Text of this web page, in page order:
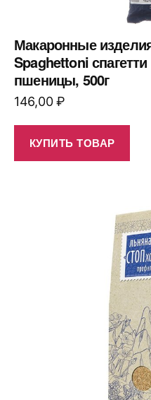
Макаронные
Spaghettoni
пшеницы, 500г
146,00₽
КУПИТЬ ТОВАР